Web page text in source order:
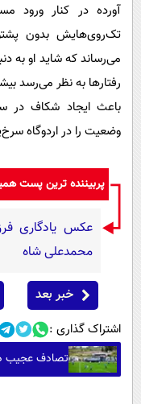
آورده در کنار ورود
تک‌روی‌هایش بدون
می‌رساند که شاید او به
رفتارها به نظر می‌رسد
باعث ایجاد شکاف در
وضعیت را در اردوگاه
پربیننده ترین پست
عکس یادگاری
محمدعلی شاه
خبر بعد
اشتراک گذاری :
تصادف عجیب